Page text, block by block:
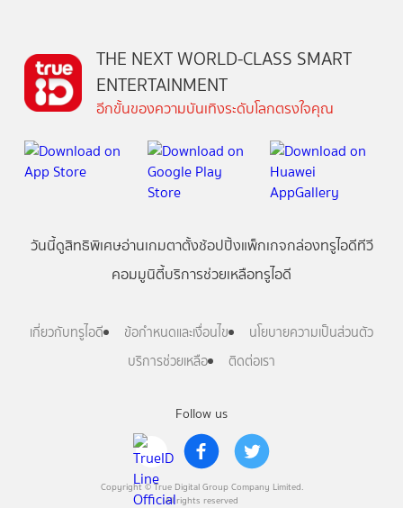
Follow us
Copyright © True Digital Group Company Limited.
All rights reserved
THE NEXT WORLD-CLASS SMART
ENTERTAINMENT
อีกขั้นของความบันเทิงระดับโลกตรงใจคุณ
วันนี้ดูสิทธิพิเศษอ่านเกมตาตั้งช้อปปิ้งแพ็กเกจกล่องทรูไอดีทีวี
คอมมูนิตี้บริการช่วยเหลือทรูไอดี
เกี่ยวกับทรูไอดี ข้อกำหนดและเงื่อนไข
นโยบายความเป็นส่วนตัว
บริการช่วยเหลือ
ติดต่อเรา